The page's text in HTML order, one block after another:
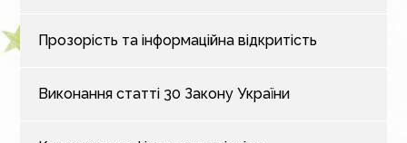
Прозорість та інформаційна відкритість
Виконання статті 30 Закону України